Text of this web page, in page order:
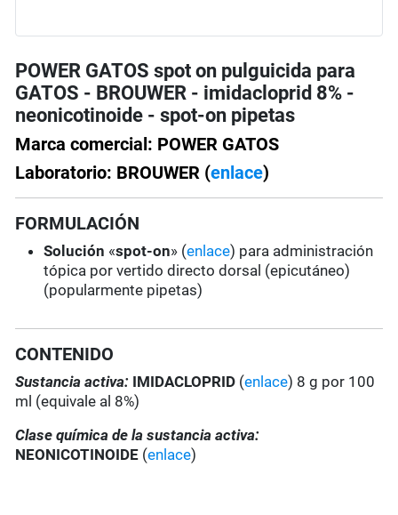
POWER GATOS spot on pulguicida para
GATOS - BROUWER - imidacloprid 8% -
neonicotinoide - spot-on pipetas
Marca comercial: POWER GATOS
Laboratorio: BROUWER (enlace)
FORMULACIÓN
Solución «spot-on» (enlace) para administración
tópica por vertido directo dorsal (epicutáneo)
(popularmente pipetas)
CONTENIDO
Sustancia activa: IMIDACLOPRID (enlace) 8 g por 100
ml (equivale al 8%)
Clase química de la sustancia activa:
NEONICOTINOIDE (enlace)